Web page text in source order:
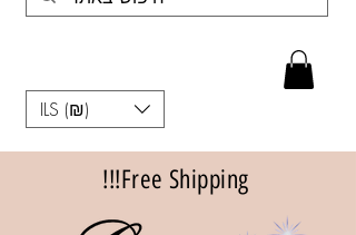
ILS (₪)
Free Shipping!!!